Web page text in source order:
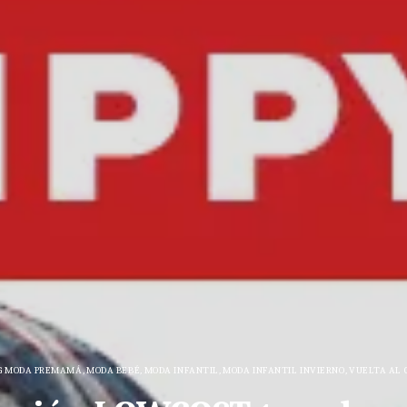
MODA PREMAMÁ,MODA BEBÉ, MODA INFANTIL , MODA INFANTIL INVIERNO, VUELTA AL